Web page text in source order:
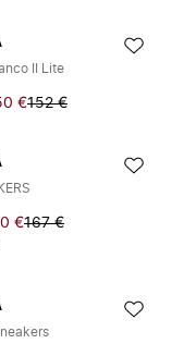
II Lite
€152 €
€167 €